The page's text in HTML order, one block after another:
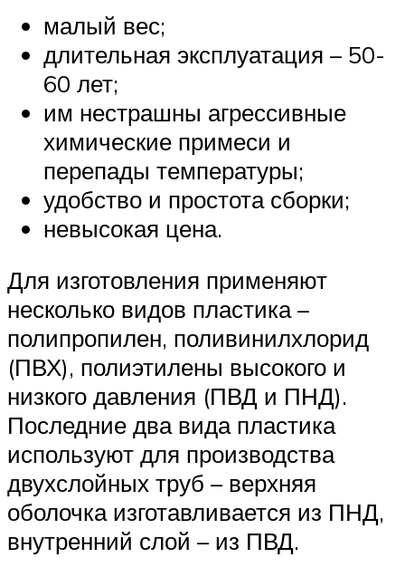
малый вес;
длительная эксплуатация – 50-
60 лет;
им нестрашны агрессивные
химические примеси и
перепады температуры;
удобство и простота сборки;
невысокая цена.
Для изготовления применяют
несколько видов пластика –
полипропилен, поливинилхлорид
(ПВХ), полиэтилены высокого и
низкого давления (ПВД и ПНД).
Последние два вида пластика
используют для производства
двухслойных труб – верхняя
оболочка изготавливается из ПНД,
внутренний слой – из ПВД.